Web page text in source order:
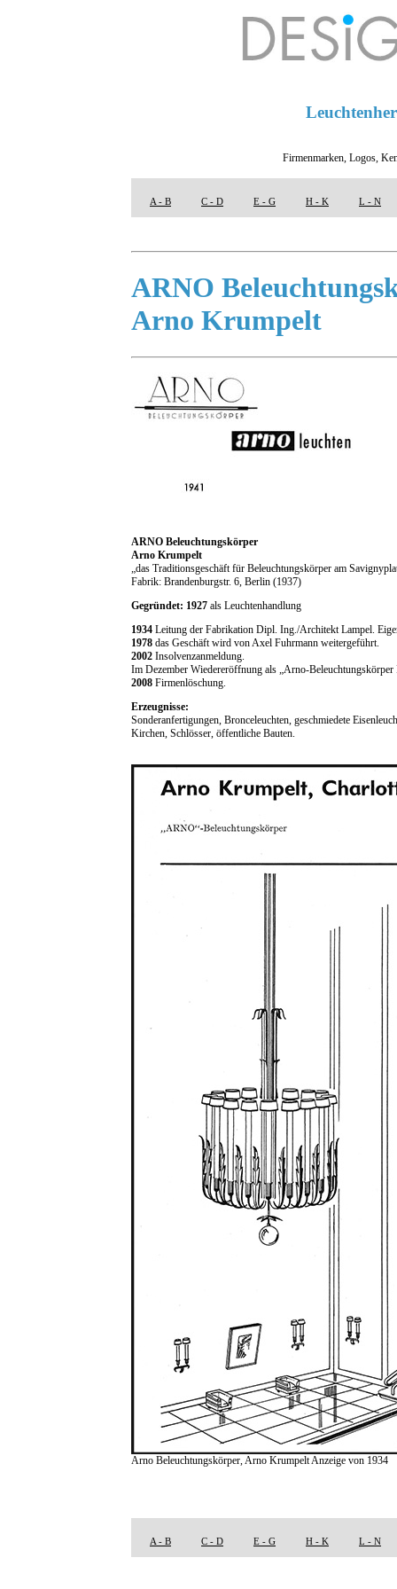
Firmenmarken, Logos,
A - B C - D E - G H - K L - N
ARNO
Arno Krumpelt
ARNO Beleuchtungskörper
Arno Krumpelt
„das Traditionsgeschäft für Beleuchtungskörper am
Fabrik: Brandenburgstr. 6, Berlin (1937)
Gegründet: 1927 als Leuchtenhandlung
1934 Leitung der Fabrikation Dipl. Ing./Architekt Lampel.
1978 das Geschäft wird von Axel Fuhrmann weitergeführt.
2002 Insolvenzanmeldung.
Im Dezember Wiedereröffnung als „Arno-
2008 Firmenlöschung.
Erzeugnisse:
Sonderanfertigungen, Bronceleuchten, geschmiedete
Kirchen, Schlösser, öffentliche Bauten.
Arno Beleuchtungskörper, Arno Krumpelt Anzeige von 1934
A - B C - D E - G H - K L - N